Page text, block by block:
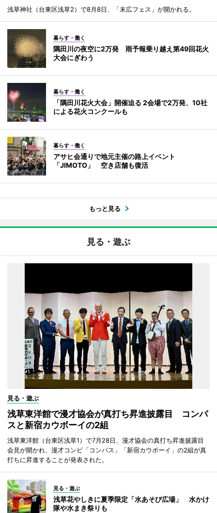
浅草神社（台東区浅草2）で8月8日、「末広フェス」が開かれる。
暮らす・働く
隅田川の夜空に2万発 雨予報乗り越え第49回花火
大会にぎわう
暮らす・働く
「隅田川花火大会」開催迫る 2会場で2万発、10社
による花火コンクールも
暮らす・働く
アサヒ会通りで地元主催の路上イベント
「JIMOTO」 空き店舗も復活
もっと見る
見る・遊ぶ
見る・遊ぶ
浅草東洋館で漫才協会が真打ち昇進披露目 コンパ
スと新宿カウボーイの2組
浅草東洋館（台東区浅草1）で7月28日、漫才協会の真打ち昇進披露目
会見が開かれ、漫才コンビ「コンパス」「新宿カウボーイ」の2組が真
打ちに昇進することが発表された。
見る・遊ぶ
浅草花やしきに夏季限定「水あそび広場」 水かけ
隊や水まき祭りも